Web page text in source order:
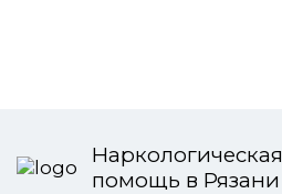
Наркологическая
помощь в Рязани